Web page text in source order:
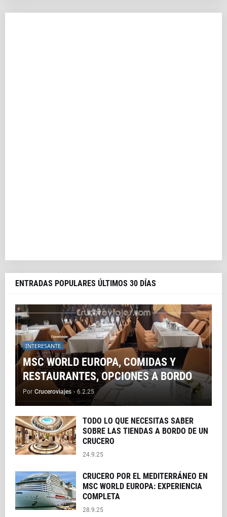
ENTRADAS POPULARES ÚLTIMOS 30 DÍAS
INTERESANTE
MSC WORLD EUROPA, COMIDAS Y
RESTAURANTES, OPCIONES A BORDO
Por Cruceroviajes - 6.2.25
TODO LO QUE NECESITAS SABER
SOBRE LAS TIENDAS A BORDO DE UN
CRUCERO
24.9.25
CRUCERO POR EL MEDITERRÁNEO EN
MSC WORLD EUROPA: EXPERIENCIA
COMPLETA
28.9.25